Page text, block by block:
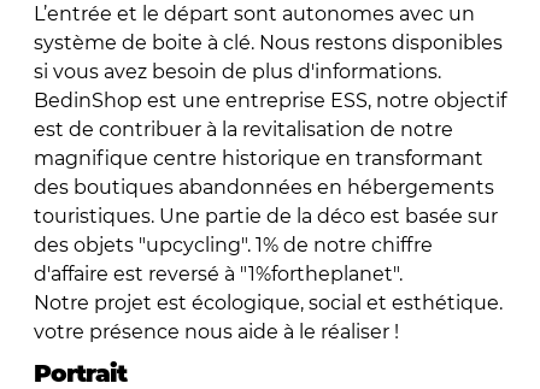
L’entrée et le départ sont autonomes avec un
système de boite à clé. Nous restons disponibles
si vous avez besoin de plus d'informations.
BedinShop est une entreprise ESS, notre objectif
est de contribuer à la revitalisation de notre
magnifique centre historique en transformant
des boutiques abandonnées en hébergements
touristiques. Une partie de la déco est basée sur
des objets "upcycling". 1% de notre chiffre
d'affaire est reversé à "1%fortheplanet".
Notre projet est écologique, social et esthétique.
votre présence nous aide à le réaliser !
Portrait